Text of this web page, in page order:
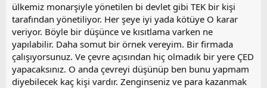
ülkemiz monarşiyle yönetilen bi devlet gibi TEK bir kişi
tarafından yönetiliyor. Her şeye iyi yada kötüye O karar
veriyor. Böyle bir düşünce ve kısıtlama varken ne
yapılabilir. Daha somut bir örnek vereyim. Bir firmada
çalışıyorsunuz. Ve çevre açısından hiç olmadık bir yere ÇED
yapacaksınız. O anda çevreyi düşünüp ben bunu yapmam
diyebilecek kaç kişi vardır. Zenginseniz ve para kazanmak